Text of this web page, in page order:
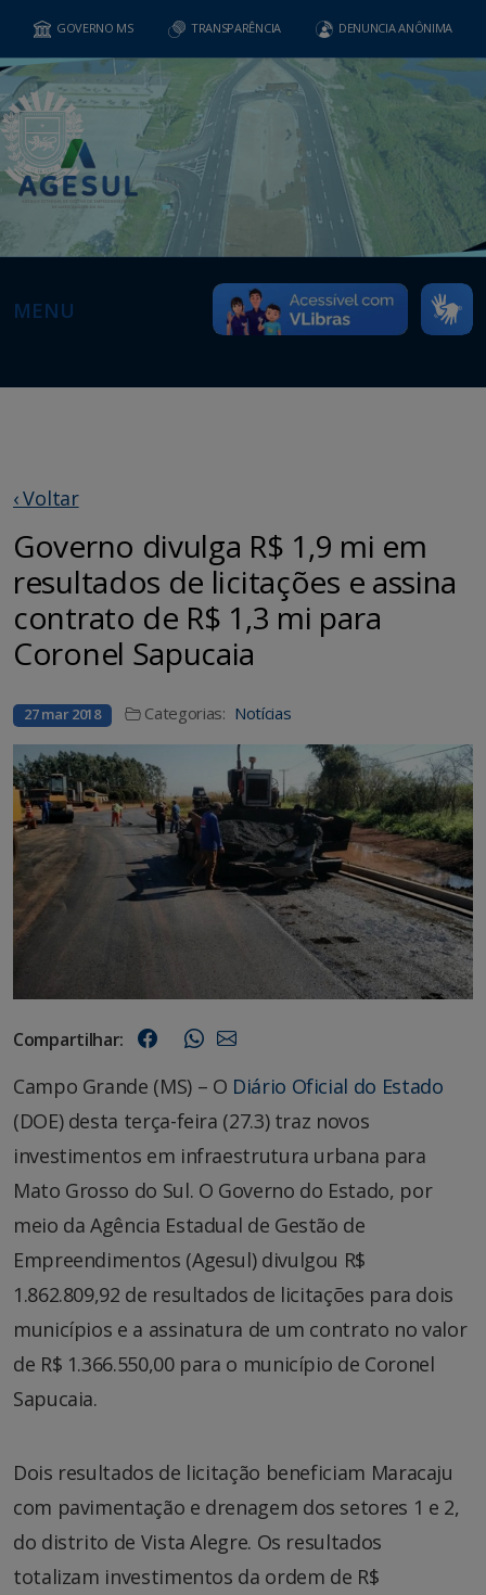
GOVERNO MS TRANSPARÊNCIA DENUNCIA ANÔNIMA
MENU
‹ Voltar
Governo divulga R$ 1,9 mi em
resultados de licitações e assina
contrato de R$ 1,3 mi para
Coronel Sapucaia
27 mar 2018 Categorias: Notícias
Compartilhar:
Campo Grande (MS) – O Diário Oficial do Estado
(DOE) desta terça-feira (27.3) traz novos
investimentos em infraestrutura urbana para
Mato Grosso do Sul. O Governo do Estado, por
meio da Agência Estadual de Gestão de
Empreendimentos (Agesul) divulgou R$
1.862.809,92 de resultados de licitações para dois
municípios e a assinatura de um contrato no valor
de R$ 1.366.550,00 para o município de Coronel
Sapucaia.
Dois resultados de licitação beneficiam Maracaju
com pavimentação e drenagem dos setores 1 e 2,
do distrito de Vista Alegre. Os resultados
totalizam investimentos da ordem de R$